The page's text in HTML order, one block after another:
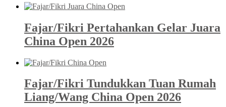
Fajar/Fikri Pertahankan Gelar Juara
China Open 2026
Fajar/Fikri Tundukkan Tuan Rumah
Liang/Wang China Open 2026